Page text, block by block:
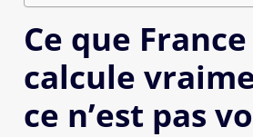
Ce que
calcule
ce n’est pas